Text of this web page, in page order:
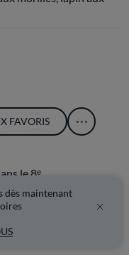
FAVORIS
le 8ᵉ
un voyage
Une décoration
accueillent
italienne
dès maintenant